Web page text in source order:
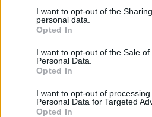
I want to opt-out of the
personal data.
Opted In
I want to opt-out of the Sale of
Personal Data.
Opted In
I want to opt-out of processing
Personal Data for Targeted
Opted In
zaloguj się, aby